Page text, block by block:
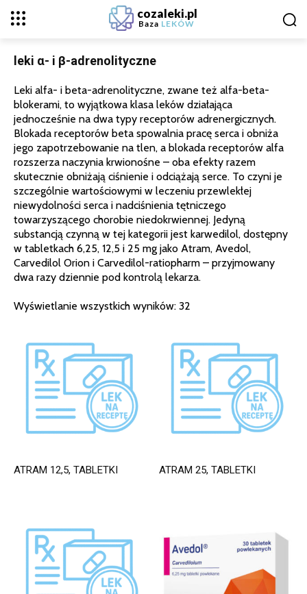
cozaleki.pl
Baza LEKÓW
leki α- i β-adrenolityczne
Leki alfa- i beta-adrenolityczne, zwane też alfa-beta-
blokerami, to wyjątkowa klasa leków działająca
jednocześnie na dwa typy receptorów adrenergicznych.
Blokada receptorów beta spowalnia pracę serca i obniża
jego zapotrzebowanie na tlen, a blokada receptorów alfa
rozszerza naczynia krwionośne – oba efekty razem
skutecznie obniżają ciśnienie i odciążają serce. To czyni je
szczególnie wartościowymi w leczeniu przewlekłej
niewydolności serca i nadciśnienia tętniczego
towarzyszącego chorobie niedokrwiennej. Jedyną
substancją czynną w tej kategorii jest karwedilol, dostępny
w tabletkach 6,25, 12,5 i 25 mg jako Atram, Avedol,
Carvedilol Orion i Carvedilol-ratiopharm – przyjmowany
dwa razy dziennie pod kontrolą lekarza.
Wyświetlanie wszystkich wyników: 32
ATRAM 12,5, TABLETKI ATRAM 25, TABLETKI